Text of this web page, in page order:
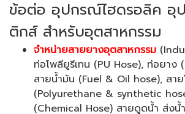
ข้อต่อ อุปกรณ์ไฮดรอลิค อุ
ติกส์ สำหรับอุตสาหกรรม
จำหน่ายสายยางอุตสาหกรรม
ท่อโพลียูรีเทน (PU Hose), ท่อยาง
สายน้ำมัน (Fuel & Oil hose), สา
(Polyurethane & synthetic
(Chemical Hose) สายดูดน้ำ ส่ง